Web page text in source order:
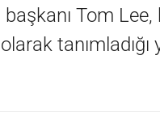
Tom